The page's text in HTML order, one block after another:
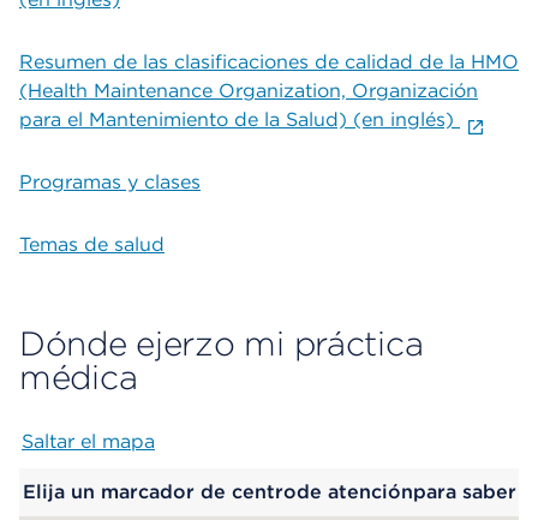
Resumen de las clasificaciones de calidad de la HMO
(Health Maintenance Organization, Organización
para el Mantenimiento de la Salud) (en inglés)
Programas y clases
Temas de salud
Dónde ejerzo mi práctica
médica
Saltar el mapa
Elija un marcador de centrode atenciónpara saber